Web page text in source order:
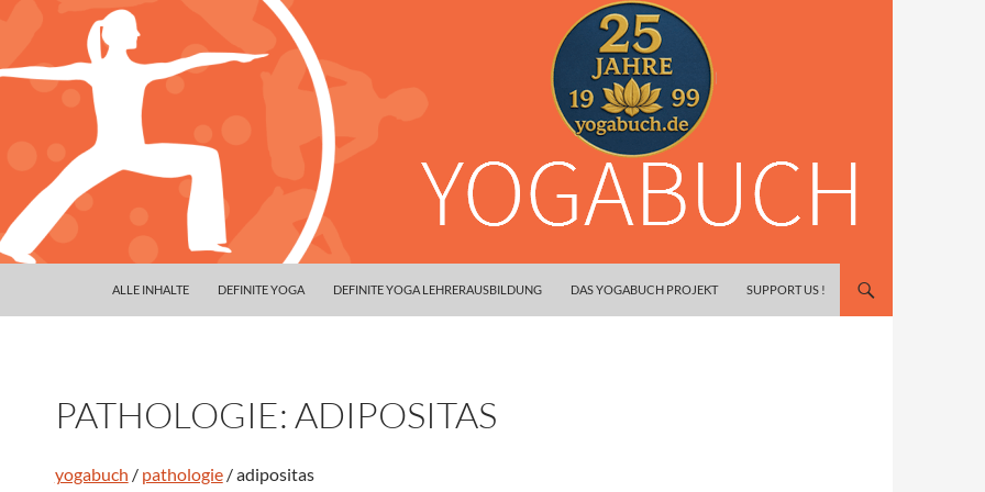
ALLE INHALTE DEFINITE YOGA DEFINITE YOGA LEHRERAUSBILDUNG DAS YOGABUCH PROJEKT SUPPORT US !
PATHOLOGIE: ADIPOSITAS
yogabuch / pathologie/ adipositas